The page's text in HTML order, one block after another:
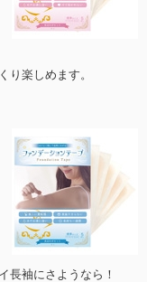
り楽しめます。
長袖にさようなら！